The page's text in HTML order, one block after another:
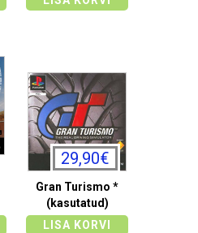
29,90€
Gran Turismo *
(kasutatud)
LISA KORVI